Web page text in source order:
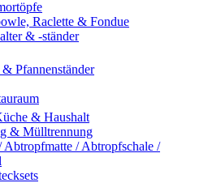
Raclette & Fondue
& -ständer
Pfannenständer
& Haushalt
& Mülltrennung
/ Abtropfschale /